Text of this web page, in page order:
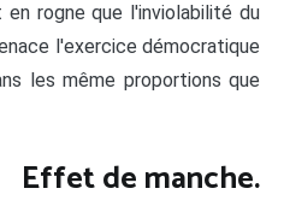
rogne que l'inviolabilité du
l'exercice démocratique
les même proportions que
Effet de manche.